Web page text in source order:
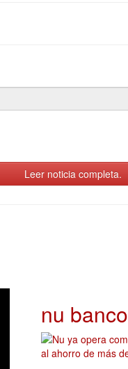
Leer noticia completa.
nu banco